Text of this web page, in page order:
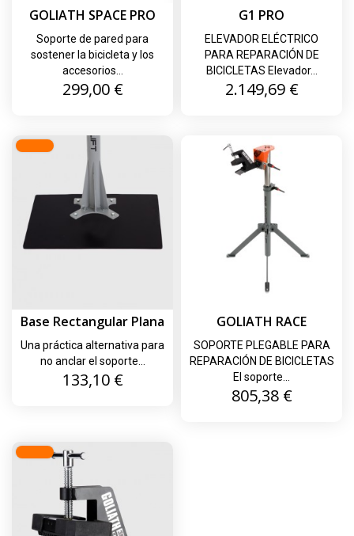
GOLIATH SPACE PRO
Soporte de pared para
sostener la bicicleta y los
accesorios...
Precio
299,00 €
G1 PRO
ELEVADOR ELÉCTRICO
PARA REPARACIÓN DE
BICICLETAS Elevador...
Precio
2.149,69 €
Base Rectangular Plana
Una práctica alternativa para
no anclar el soporte...
Precio
133,10 €
GOLIATH RACE
SOPORTE PLEGABLE PARA
REPARACIÓN DE BICICLETAS
El soporte...
Precio
805,38 €